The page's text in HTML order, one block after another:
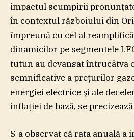
impactul scumpirii
în contextul războiului din
împreună cu cel al
dinamicilor pe segmentele
tutun au devansat întrucâtva
semnificative a preţurilor
energiei electrice şi ale
inflaţiei de bază, se
S-a observat că rata anuală a